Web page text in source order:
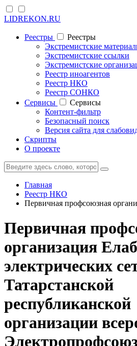
LIDREKON.RU
Реестры
Реестры
Экстремистские
Экстремистские ссылки
Экстремистские
Реестр иноагентов
Реестр НКО
Реестр СОНКО
Cервисы
Cервисы
Контент-фильтр
Безопасный поиск
Версия сайта для
Скрипты
О проекте
Главная
Реестр НКО
Первичная профсоюзная
Первичная
организация
электрических
Татарстанской
республиканской
организации